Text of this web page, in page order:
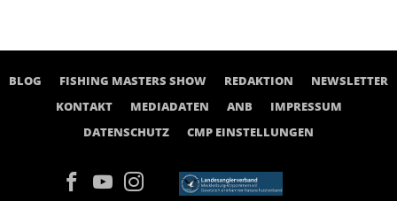
BLOG FISHING MASTERS SHOW REDAKTION
NEWSLETTER
KONTAKT
MEDIADATEN ANB
IMPRESSUM
DATENSCHUTZ
CMP EINSTELLUNGEN